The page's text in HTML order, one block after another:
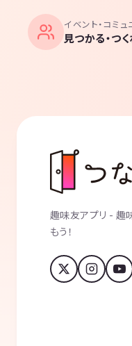
イベント・コミュ
見つかる・つ
趣味友アプリ - 趣
もう！